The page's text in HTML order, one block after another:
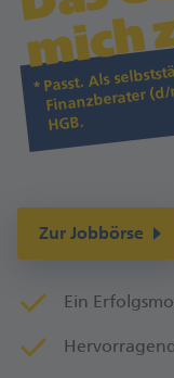
Passt. Als
Finanzberater
HGB.
Zur Jobbörse
Ein